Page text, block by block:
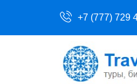
+7 (777) 729